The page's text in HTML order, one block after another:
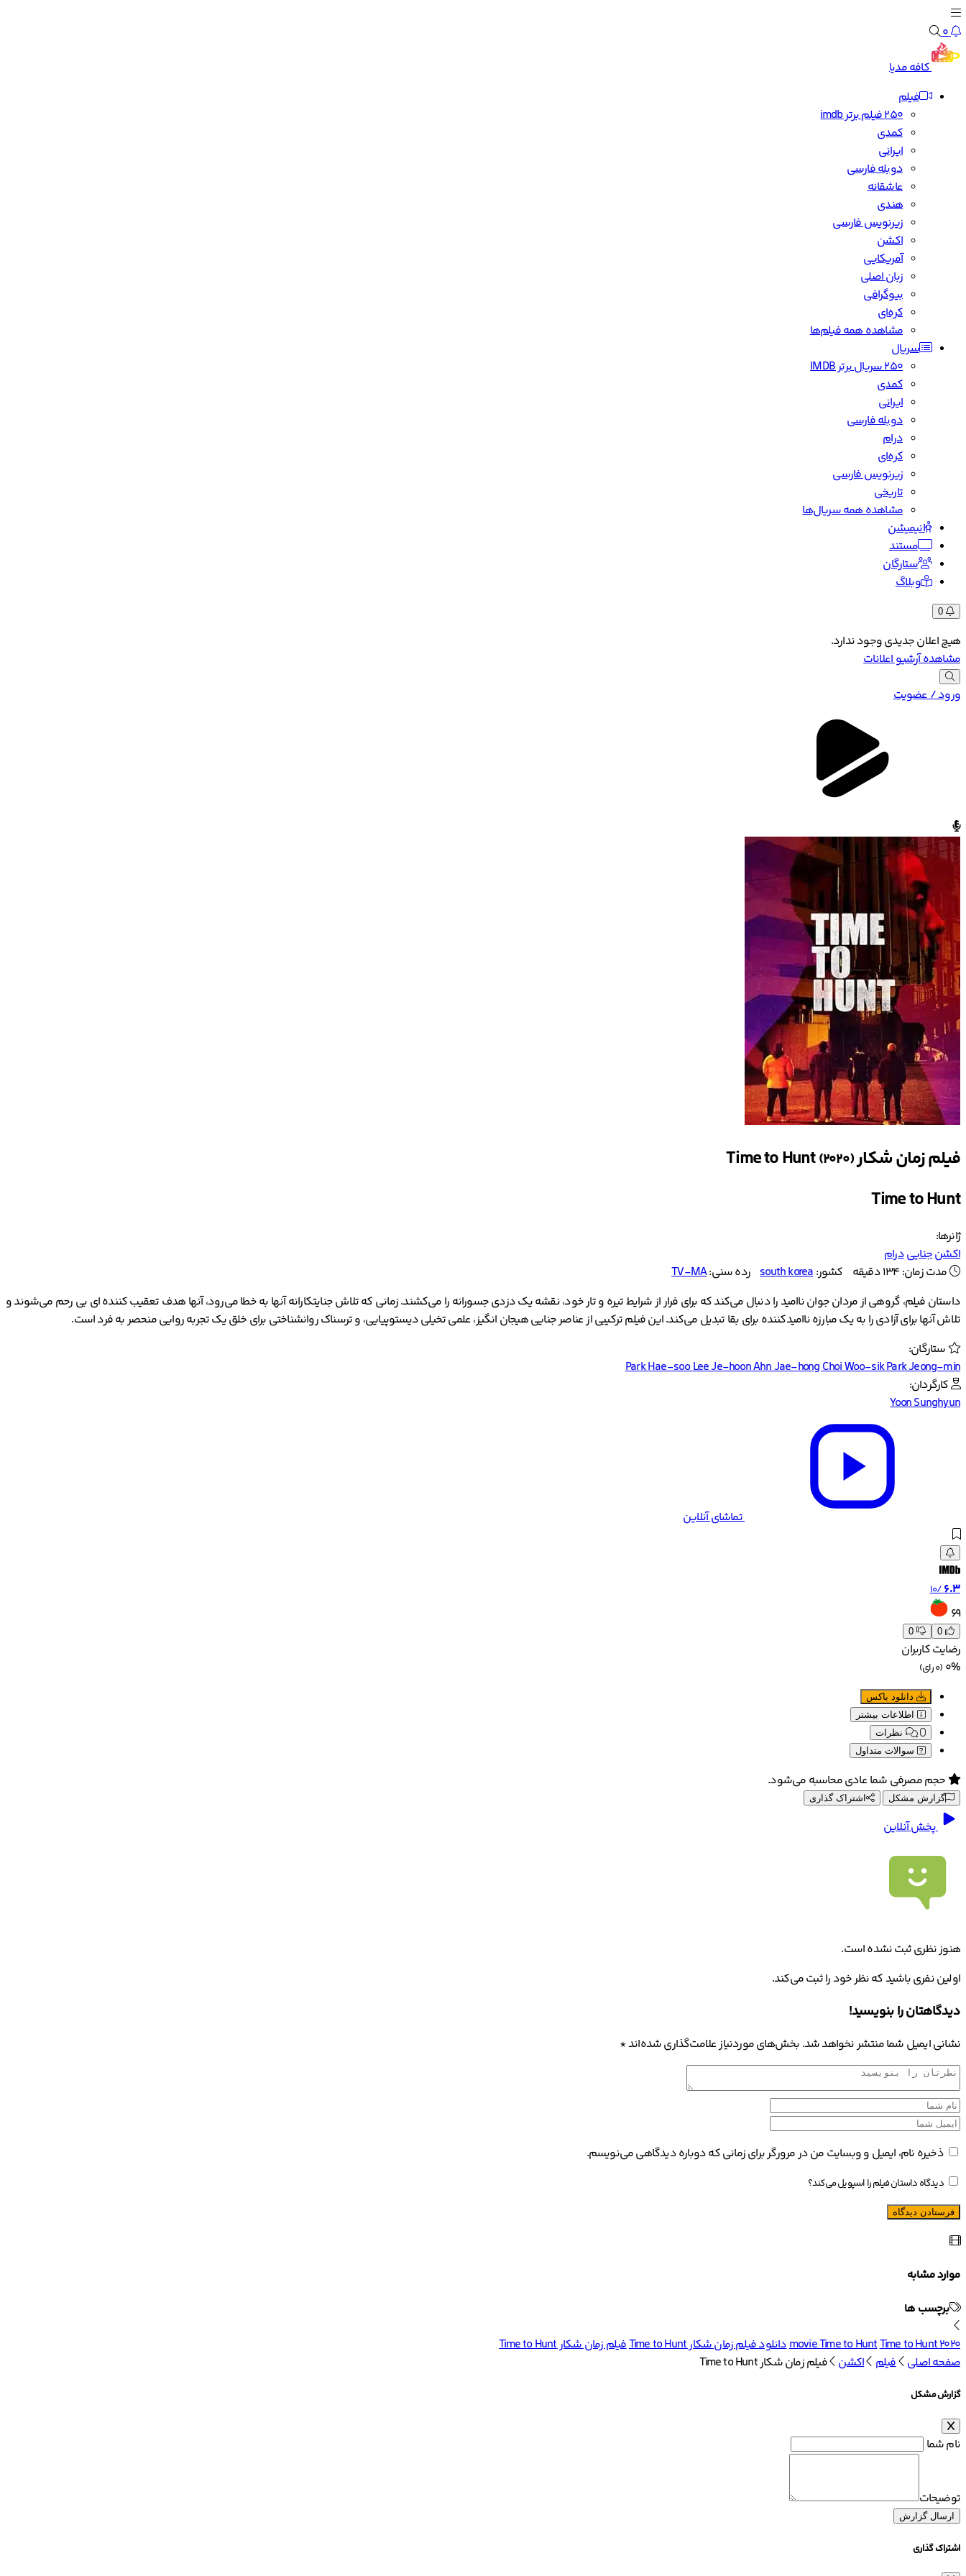
0
کافه مدیا
فیلم
250 فیلم برتر imdb
کمدی
ایرانی
دوبله فارسی
عاشقانه
هندی
زیرنویس فارسی
اکشن
آمریکایی
زبان اصلی
بیوگرافی
کره‌ای
مشاهده همه فیلم‌ها
سریال
۲۵۰ سریال برتر IMDB
کمدی
ایرانی
دوبله فارسی
درام
کره‌ای
زیرنویس فارسی
تاریخی
مشاهده همه سریال‌ها
انیمیشن
مستند
ستارگان
وبلاگ
0
هیچ اعلان جدیدی وجود ندارد.
مشاهده آرشیو اعلانات
ورود / عضویت
فیلم زمان شکار Time to Hunt(2020)
Time to Hunt
ژانرها:
اکشنجناییدرام
مدت زمان: 134 دقیقه
کشور:south korea رده سنی:TV-MA
داستان فیلم، گروهی از مردان جوان ناامید را دنبال می‌کند که برای فرار از شرایط تیره و تار خود، نقشه یک دزدی جسورانه را می‌کشند. زمانی که تلاش جنایتکارانه آنها به خطا می‌رود، آنها هدف تعقیب کننده ای بی رحم می‌شوند و
تلاش آنها برای آزادی را به یک مبارزه ناامیدکننده برای بقا تبدیل می‌کند. این فیلم ترکیبی از عناصر جنایی هیجان انگیز، علمی تخیلی دیستوپیایی، و ترسناک روانشناختی برای خلق یک تجربه روایی منحصر به فرد است.
ستارگان:
Park Hae-sooLee Je-hoonAhn Jae-hongChoi Woo-sikPark Jeong-min
کارگردان:
Yoon Sunghyun
تماشای آنلاین
6.3
/10
69
0
0
رضایت کاربران
0% (0 رای)
دانلود باکس
اطلاعات بیشتر
0
نظرات
سوالات متداول
حجم مصرفی شما عادی محاسبه می‌شود.
گزارش مشکل اشتراک گذاری
پخش آنلاین
هنوز نظری ثبت نشده است.
اولین نفری باشید که نظر خود را ثبت می‌کند.
دیدگاهتان را بنویسید!
نشانی ایمیل شما منتشر نخواهد شد. بخش‌های موردنیاز علامت‌گذاری شده‌اند*
ذخیره نام، ایمیل و وبسایت من در مرورگر برای زمانی که دوباره دیدگاهی می‌نویسم.
دیدگاه داستان فیلم را اسپویل می‌کند؟
موارد مشابه
برچسب ها
movie Time to HuntTime to Hunt 2020 دانلود فیلم زمان شکار Time to Hunt
فیلم زمان شکار Time to Hunt
صفحه اصلی
فیلم اکشن فیلم زمان شکار Time to Hunt
گزارش مشکل
نام شما
توضیحات
ارسال گزارش
اشتراک گذاری